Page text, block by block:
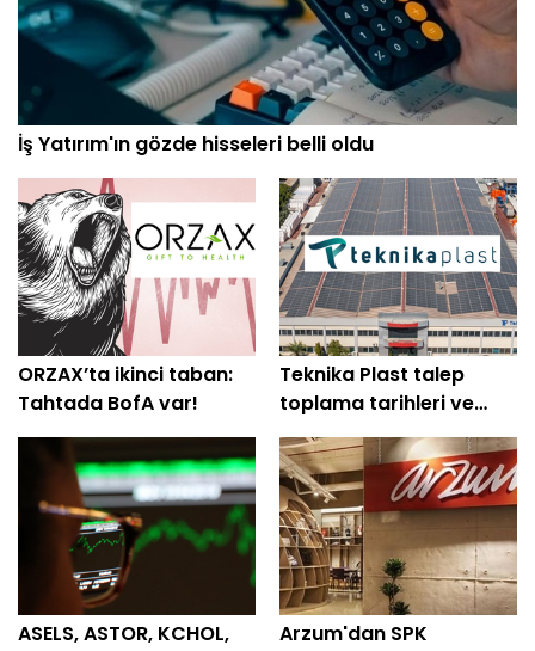
İş Yatırım'ın gözde hisseleri belli oldu
ORZAX’ta ikinci taban:
Tahtada BofA var!
Teknika Plast talep
toplama tarihleri ve
tüm detaylar belli oldu
ASELS, ASTOR, KCHOL,
Arzum'dan SPK